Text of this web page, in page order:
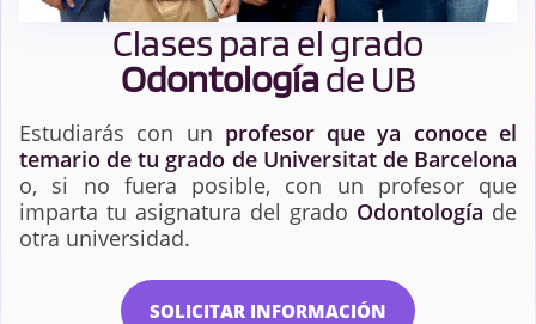
Clases para el grado
Odontologíade UB
Estudiarás con un profesor que ya conoce el
temario de tu grado de Universitat de Barcelona
o, si no fuera posible, con un profesor que
imparta tu asignatura del grado Odontología de
otra universidad.
SOLICITAR INFORMACIÓN